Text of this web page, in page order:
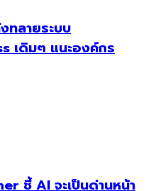
ทลายระบบ
เดิมๆ แนะองค์กร
ชี้ AI จะเป็นด่านหน้า